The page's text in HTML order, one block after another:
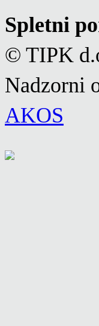
Spletni
© TIPK
Nadzorni
AKOS